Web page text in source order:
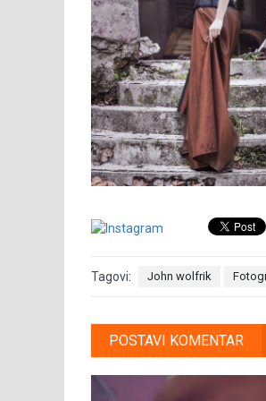
Tagovi: John wolfrik
POSTAVI KOMENTAR